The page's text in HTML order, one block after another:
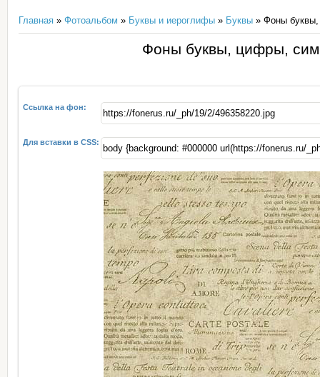
Главная » Фотоальбом » Буквы и иероглифы » Буквы » Фоны
Фоны буквы, цифры,
Ссылка на фон:
Для вставки в CSS: